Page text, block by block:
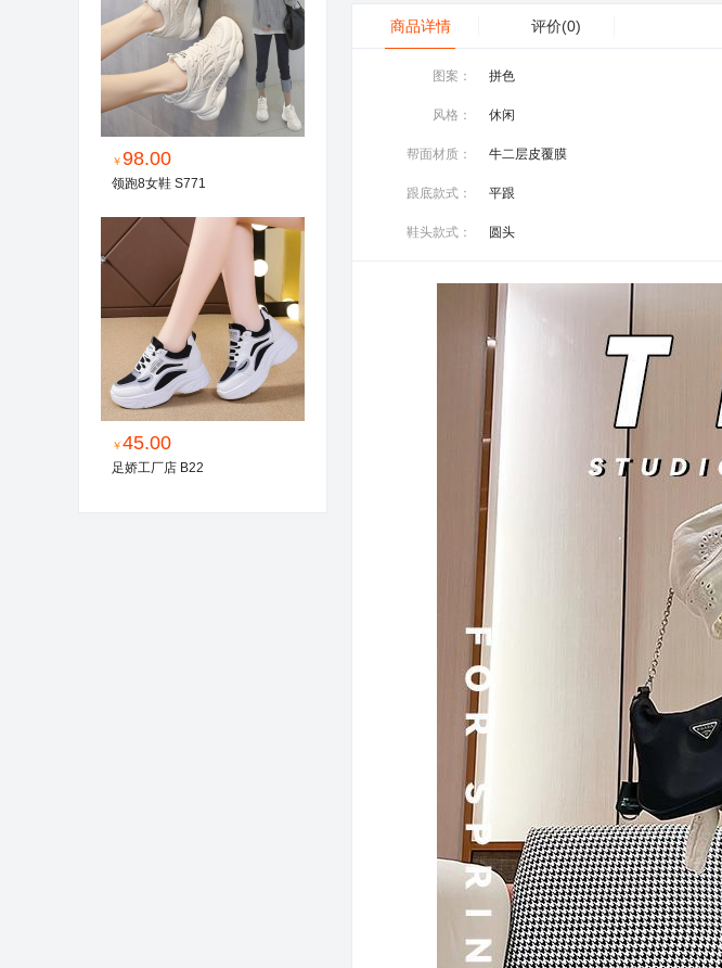
￥98.00
领跑8女鞋 S771
￥45.00
足娇工厂店 B22
商品详情 评价(0)
图案： 拼色
风格： 休闲
帮面材质： 牛二层皮覆膜
跟底款式： 平跟
鞋头款式： 圆头